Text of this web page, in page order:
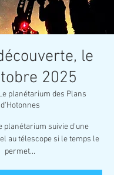
le
2025
planétarium des Plans
d'Hotonnes
planétarium suivie d'une
au télescope si le temps le
permet...